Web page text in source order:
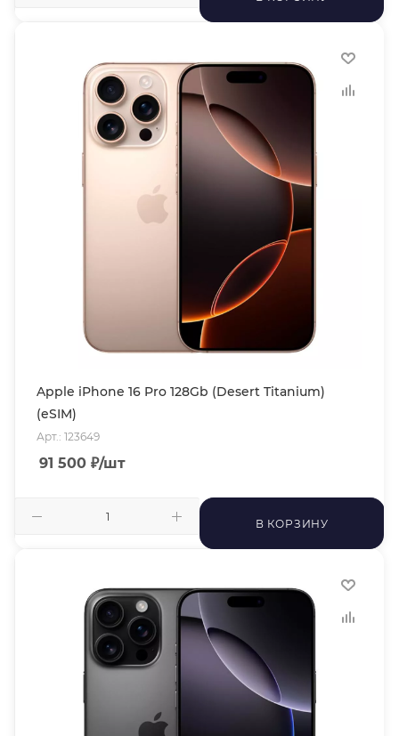
Apple iPhone 16 Pro 128Gb (Desert Titanium)
(eSIM)
Арт.: 123649
91 500 ₽/шт
В КОРЗИНУ